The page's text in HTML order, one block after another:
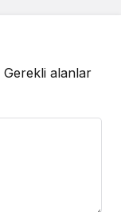
Gerekli alanlar